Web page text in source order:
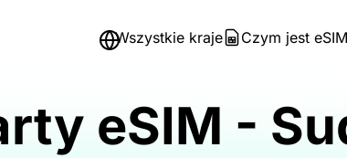
Wszystkie kraje Czym jest eSIM
eSIM -